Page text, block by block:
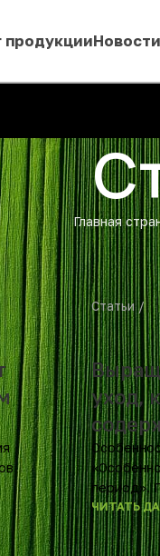
продукцииНовости
Главная
2025
Статьи
уход,
период».
ЧИТАТЬ